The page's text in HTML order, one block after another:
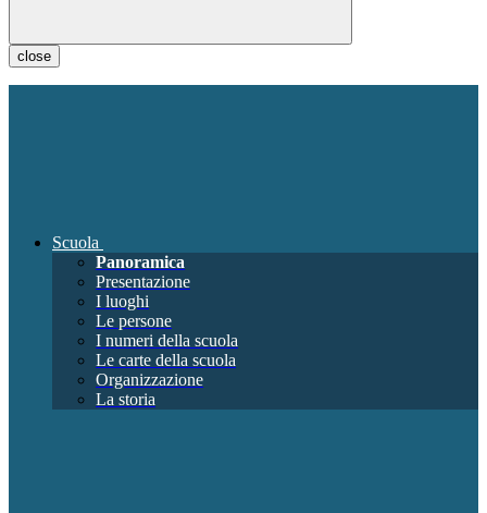
close
Scuola
Panoramica
Presentazione
I luoghi
Le persone
I numeri della scuola
Le carte della scuola
Organizzazione
La storia